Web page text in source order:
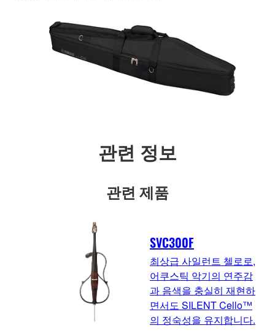
관련 정보
관련 제품
SVC300F
최상급 사일런트 첼로로,
어쿠스틱 악기의 연주감
과 음색을 충실히 재현하
면서도 SILENT Cello™
의 정숙성을 유지합니다.